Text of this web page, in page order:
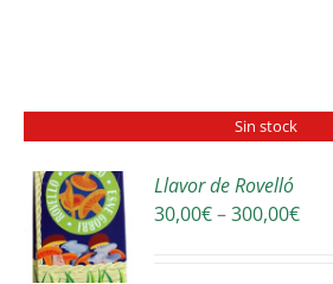
Sin stock
Llavor de Rovelló
30,00€–300,00€